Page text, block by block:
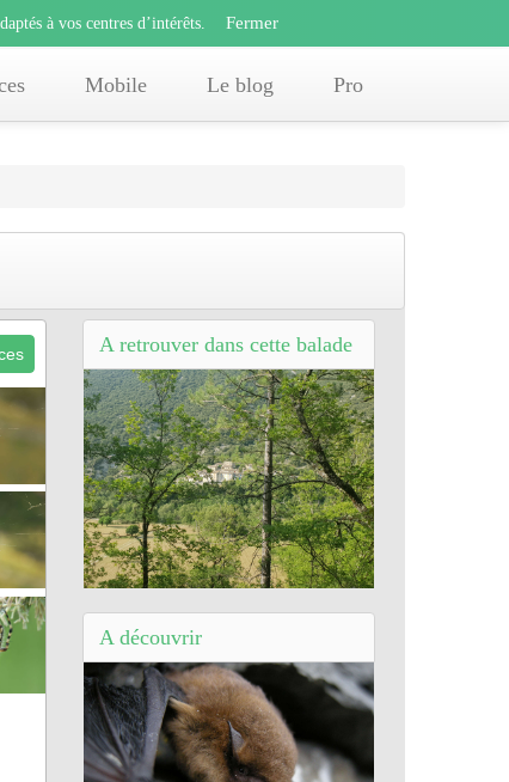
adaptés à vos centres d’intérêts. x
Mobile Le blog Pro
à vos centres d’intérêts. Fermer
à vos centres d’intérêts. Fermer
A retrouver dans cette balade
A découvrir